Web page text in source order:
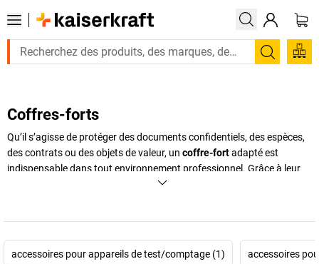
Coffres-forts
Qu’il s’agisse de protéger des documents confidentiels, des espèces,
des contrats ou des objets de valeur, un coffre-fortadapté est
indispensable dans tout environnement professionnel. Grâce à leur
conception robuste et à des systèmes de verrouillage fiables, les
accessoires pour appareils de test/comptage (1) accessoires